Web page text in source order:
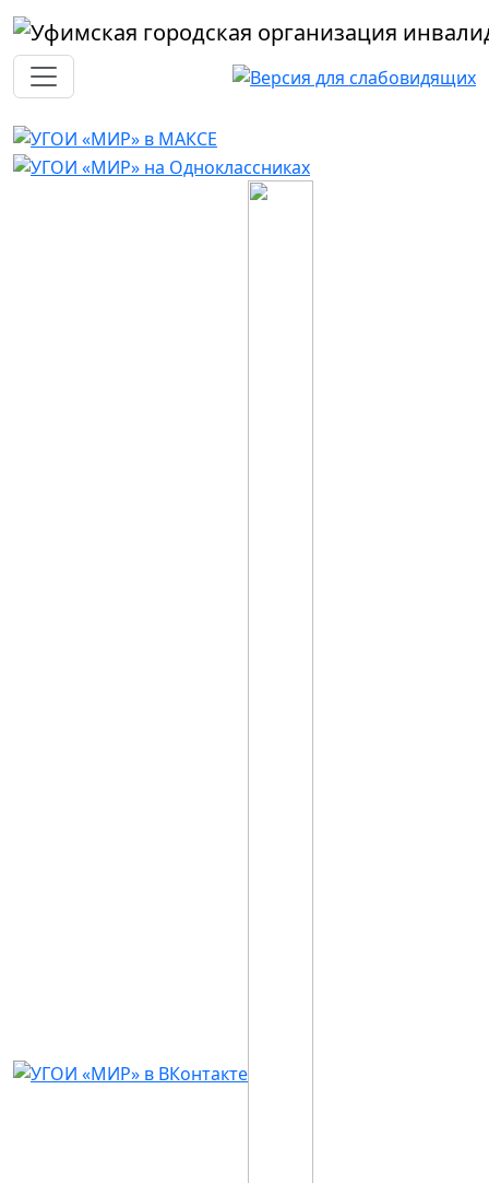
Перейти к основному содержанию